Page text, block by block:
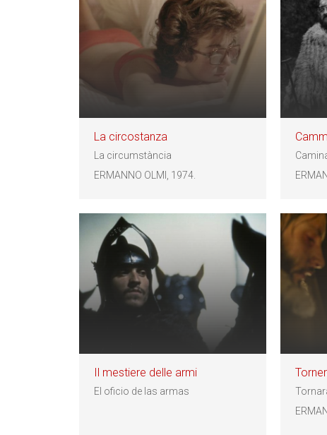
La circostanza
La circumstància
ERMANNO OLMI, 1974.
Il mestiere delle armi
El oficio de las armas